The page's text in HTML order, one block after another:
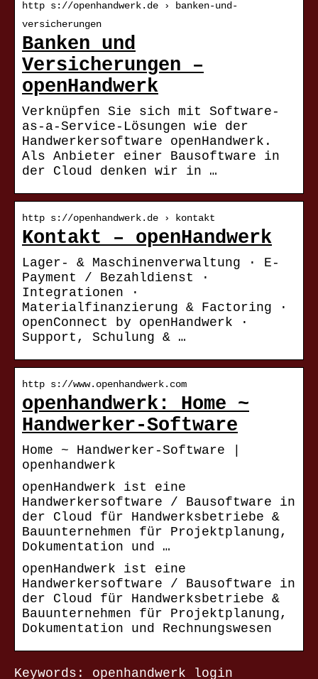
http s://openhandwerk.de › banken-und-
versicherungen
Banken und
Versicherungen –
openHandwerk
Verknüpfen Sie sich mit Software-
as-a-Service-Lösungen wie der
Handwerkersoftware openHandwerk.
Als Anbieter einer Bausoftware in
der Cloud denken wir in …
http s://openhandwerk.de › kontakt
Kontakt – openHandwerk
Lager- & Maschinenverwaltung · E-
Payment / Bezahldienst ·
Integrationen ·
Materialfinanzierung & Factoring ·
openConnect by openHandwerk ·
Support, Schulung & …
http s://www.openhandwerk.com
openhandwerk: Home ~
Handwerker-Software
Home ~ Handwerker-Software |
openhandwerk
openHandwerk ist eine
Handwerkersoftware / Bausoftware in
der Cloud für Handwerksbetriebe &
Bauunternehmen für Projektplanung,
Dokumentation und …
openHandwerk ist eine
Handwerkersoftware / Bausoftware in
der Cloud für Handwerksbetriebe &
Bauunternehmen für Projektplanung,
Dokumentation und Rechnungswesen
Keywords: openhandwerk login